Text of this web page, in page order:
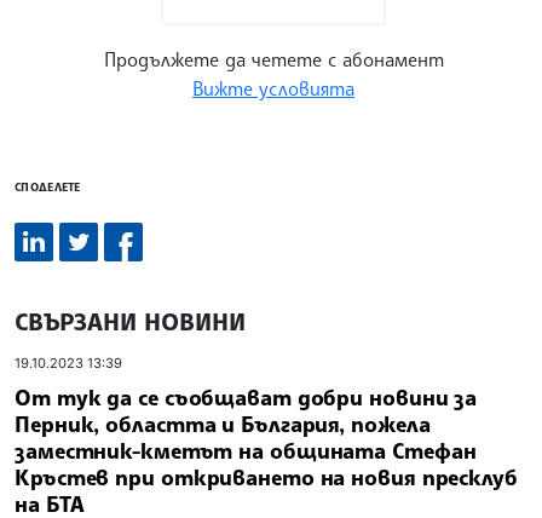
Продължете да четете с абонамент
Вижте условията
СПОДЕЛЕТЕ
СВЪРЗАНИ НОВИНИ
19.10.2023 13:39
От тук да се съобщават добри новини за
Перник, областта и България, пожела
заместник-кметът на общината Стефан
Кръстев при откриването на новия пресклуб
на БТА